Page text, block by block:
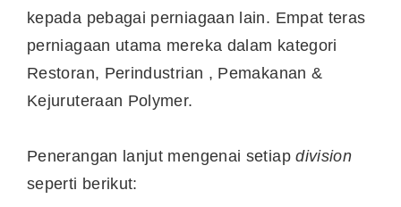
kepada pebagai perniagaan lain. Empat teras
perniagaan utama mereka dalam kategori
Restoran, Perindustrian , Pemakanan &
Kejuruteraan Polymer.
Penerangan lanjut mengenai setiapdivision
seperti berikut: